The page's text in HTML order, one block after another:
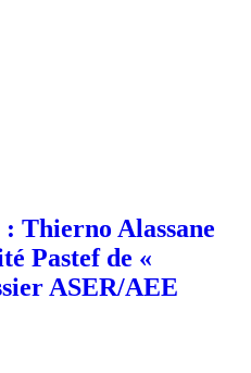
Thierno Alassane
Pastef de «
ASER/AEE